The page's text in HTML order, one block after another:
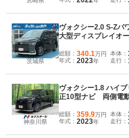
茨城県
ヴォクシー2.0 S-Z
大型ディスブレイオ
総額： 340.1万円
年式： 2023年
本体：
走行：
神奈川県
ヴォクシー1.8 ハイ
正10型ナビ 両側電
アドバンスドドラ
LEDヘッド BSM
総額： 359.9万円
年式： 2023年
本体：
走行：